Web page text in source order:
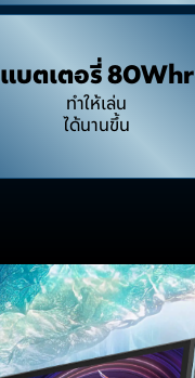
แบตเตอรี่ 80Whr
ทำให้เล่น
ได้นานขึ้น